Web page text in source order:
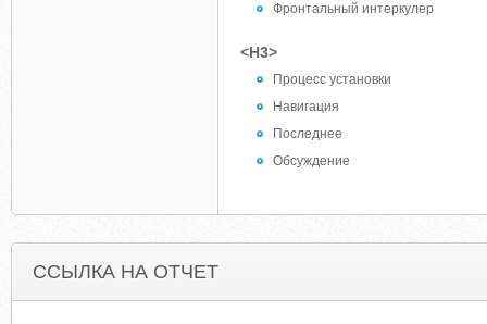
Фронтальный интеркулер
<H3>
Процесс установки
Навигация
Последнее
Обсуждение
ССЫЛКА НА ОТЧЕТ